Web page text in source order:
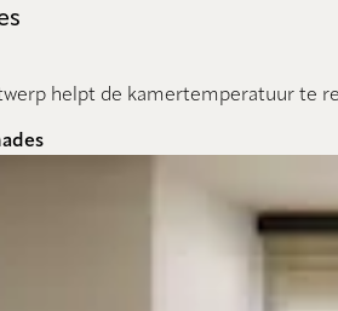
helpt de kamertemperatuur te